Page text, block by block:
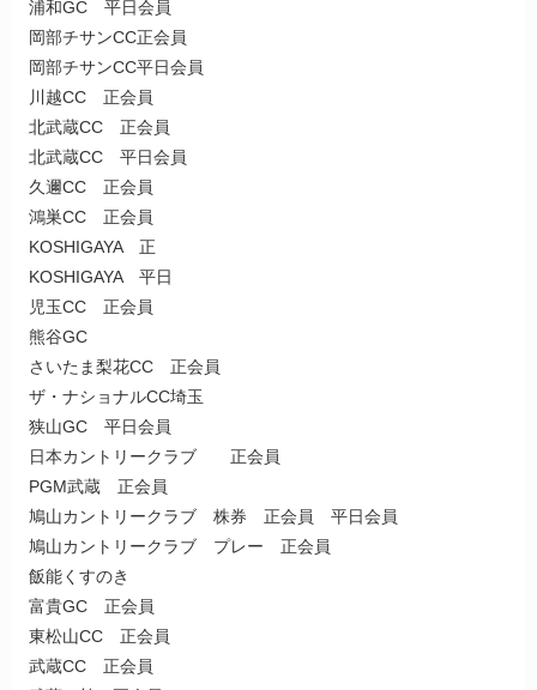
浦和GC 平日会員
岡部チサンCC正会員
岡部チサンCC平日会員
川越CC 正会員
北武蔵CC 正会員
北武蔵CC 平日会員
久邇CC 正会員
鴻巣CC 正会員
KOSHIGAYA 正
KOSHIGAYA 平日
児玉CC 正会員
熊谷GC
さいたま梨花CC 正会員
ザ・ナショナルCC埼玉
狭山GC 平日会員
日本カントリークラブ 正会員
PGM武蔵 正会員
鳩山カントリークラブ 株券 正会員 平日会員
鳩山カントリークラブ プレー 正会員
飯能くすのき
富貴GC 正会員
東松山CC 正会員
武蔵CC 正会員